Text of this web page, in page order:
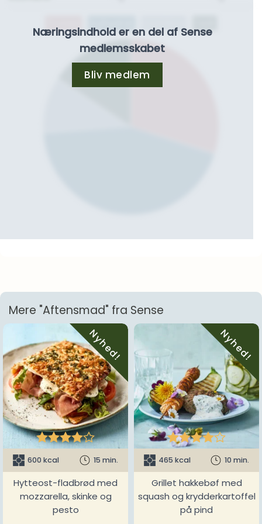
Næringsindhold er en del af Sense
medlemsskabet
Bliv medlem
Mere "Aftensmad" fra Sense
Nyhed!

600 kcal 15 min.
Hytteost-fladbrød med
mozzarella, skinke og
pesto
Nyhed!

465 kcal 10 min.
Grillet hakkebøf med
squash og krydderkartoffel
på pind